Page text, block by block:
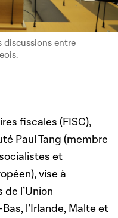
discussions entre
fiscales (FISC),
Paul Tang (membre
et
vise à
l’Union
l’Irlande, Malte et